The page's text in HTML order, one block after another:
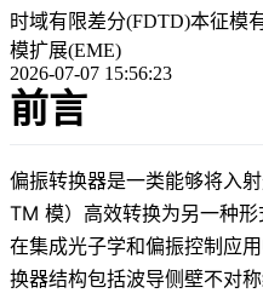
时域有限差分(FDTD)本征模
模扩展(EME)
2026-07-07 15:56:23
前言
偏振转换器是一类能够将入
TM 模）高效转换为另一种形
在集成光子学和偏振控制应
换器结构包括波导侧壁不对